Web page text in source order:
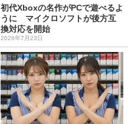
初代Xboxの名作がPCで遊べるよ
うに マイクロソフトが後方互
換対応を開始
2026年7月23日